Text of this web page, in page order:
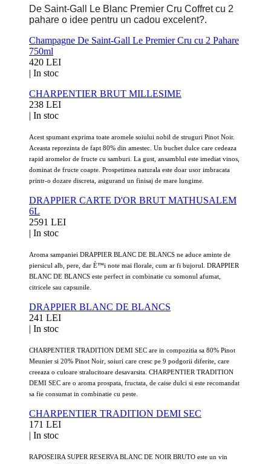
De Saint-Gall Le Blanc Premier Cru Coffret cu 2
pahare o idee pentru un cadou excelent?.
Champagne De Saint-Gall Le Premier Cru cu 2 Pahare
750ml
420 LEI
| In stoc
CHARPENTIER BRUT MILLESIME
238 LEI
| In stoc
Acest spumant exprima toate aromele soiului nobil de struguri Pinot Noir.
Aceasta reprezinta de fapt 80% din amestec. Un buchet dulce care cedeaza
rapid aromelor de fructe cu samburi. La gust, ansamblul este imediat vinos,
dominat de fructe coapte. Prospetimea naturala este doar usor imbracata
printr-o dozare discreta, asigurand un finisaj de mare lungime.
DRAPPIER CARTE D'OR BRUT MATHUSALEM
6L
2591 LEI
| In stoc
Aroma sampaniei DRAPPIER BLANC DE BLANCS ne aduce aminte de
piersicul alb, pere, dar È™i note mai florale, cum ar fi bujorul. DRAPPIER
BLANC DE BLANCS este perfect in combinatie cu somonul afumat,
citricele sau capsunile.
DRAPPIER BLANC DE BLANCS
241 LEI
| In stoc
CHARPENTIER TRADITION DEMI SEC are in compozitia sa 80% Pinot
Meunier si 20% Pinot Noir, soiuri care cresc pe 9 podgorii diferite, care
creeaza o culoare stralucitoare desavarsita. CHARPENTIER TRADITION
DEMI SEC are o aroma prospata, fructata, de caise dulci si este recomandat
sa fie consumat in combinatie cu peste.
CHARPENTIER TRADITION DEMI SEC
171 LEI
| In stoc
RAPOSEIRA SUPER RESERVA BLANC DE NOIR BRUTO este un vin